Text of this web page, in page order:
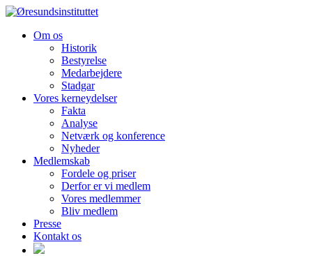
Om os
Historik
Bestyrelse
Medarbejdere
Stadgar
Vores kerneydelser
Fakta
Analyse
Netværk og konference
Nyheder
Medlemskab
Fordele og priser
Derfor er vi medlem
Vores medlemmer
Bliv medlem
Presse
Kontakt os